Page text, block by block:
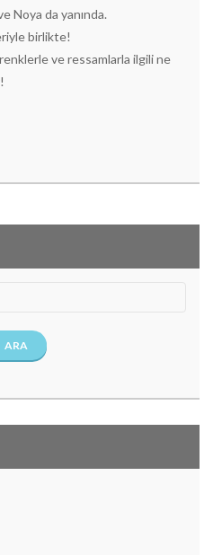
Noya da yanında.
birlikte!
ve ressamlarla ilgili ne
ARA